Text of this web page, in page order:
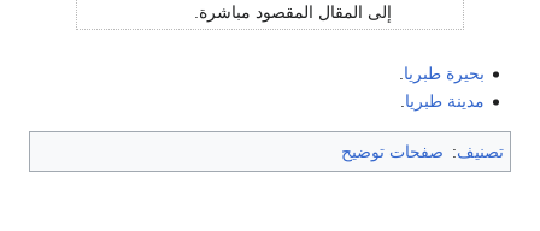
إلى المقال المقصود مباشرة.
بحيرة طبريا
مدينة طبريا.
تصنيف: صفحات توضيح